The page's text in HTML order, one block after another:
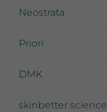
Neostrata
Priori
DMK
skinbetter science